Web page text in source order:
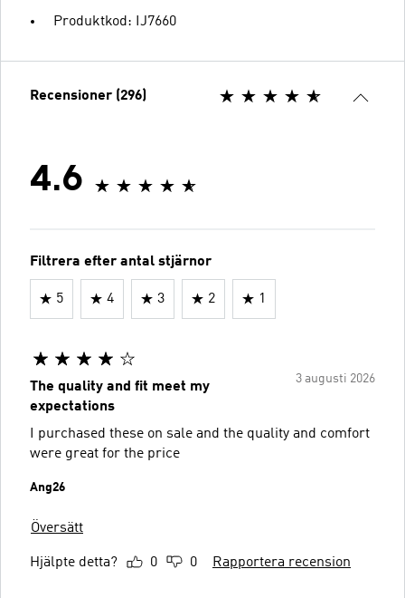
Produktkod: IJ7660
Recensioner (296)
4.6
Filtrera efter antal stjärnor
5 4 3 2 1
3 augusti 2026
The quality and fit meet my
expectations
I purchased these on sale and the quality and comfort
were great for the price
Ang26
Översätt
Hjälpte detta? 0 0 Rapportera recension